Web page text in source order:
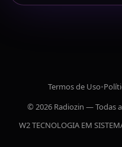
Termos de Uso•
© 2026 Radiozin — Todas
W2 TECNOLOGIA EM